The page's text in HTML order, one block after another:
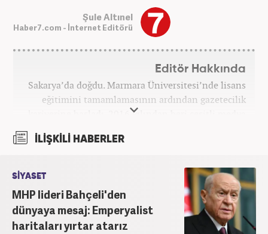
Şule Altınel
Haber7.com - İnternet Editörü
Editör Hakkında
Sakarya’da doğdu. Marmara Üniversitesi’nde lisans
eğitimini tamamlamasının ardından gazetecilik
kariyerine başladı. 2016 yılından beri çeşitli medya
itibaren Haber7’de ‘gündem editörü’ olarak
İLİŞKİLİ HABERLER
SİYASET
MHP lideri Bahçeli'den
dünyaya mesaj: Emperyalist
haritaları yırtar atarız